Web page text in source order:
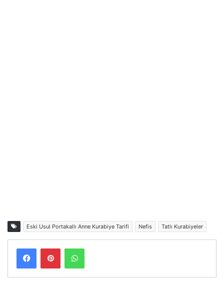
Eski Usul Portakallı Anne Kurabiye Tarifi Nefis Tatlı Kurabiyeler
FacebookPinterestWhatsApp